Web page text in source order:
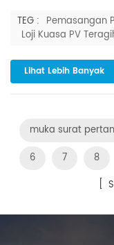
operasi jangka
Dengan
menyeluruh,
risikomoduljatuh
TEG : Pemasangan
Loji Kuasa PV
Lihat Lebih Banyak
muka surat
6
7 8
[